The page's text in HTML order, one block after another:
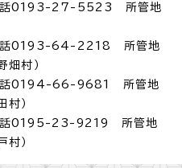
話0193-27-5523 所管地
話0193-64-2218 所管地
畑村）
話0194-66-9681 所管地
村）
話0195-23-9219 所管地
村）